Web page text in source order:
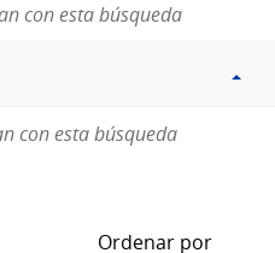
con esta búsqueda
con esta búsqueda
Ordenar por